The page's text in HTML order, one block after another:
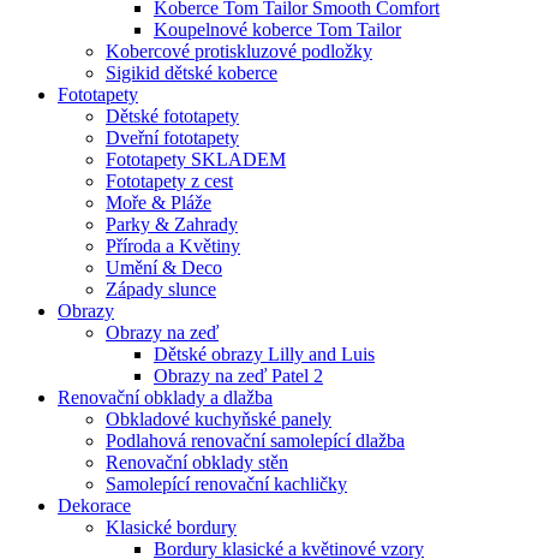
Koberce Tom Tailor Smooth Comfort
Koupelnové koberce Tom Tailor
Kobercové protiskluzové podložky
Sigikid dětské koberce
Fototapety
Dětské fototapety
Dveřní fototapety
Fototapety SKLADEM
Fototapety z cest
Moře & Pláže
Parky & Zahrady
Příroda a Květiny
Umění & Deco
Západy slunce
Obrazy
Obrazy na zeď
Dětské obrazy Lilly and Luis
Obrazy na zeď Patel 2
Renovační obklady a dlažba
Obkladové kuchyňské panely
Podlahová renovační samolepící dlažba
Renovační obklady stěn
Samolepící renovační kachličky
Dekorace
Klasické bordury
Bordury klasické a květinové vzory